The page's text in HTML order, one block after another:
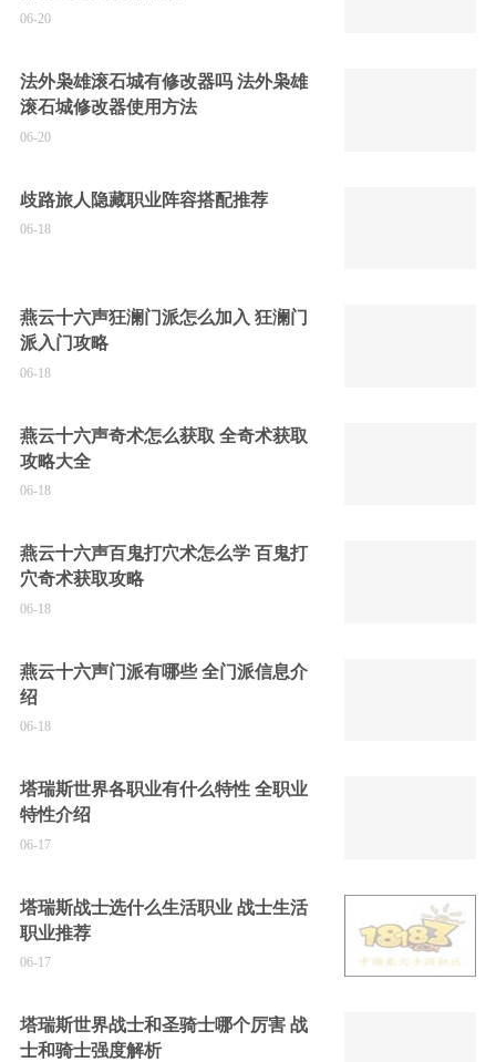
06-20
法外枭雄滚石城有修改器吗 法外枭雄
滚石城修改器使用方法
06-20
歧路旅人隐藏职业阵容搭配推荐
06-18
燕云十六声狂澜门派怎么加入 狂澜门
派入门攻略
06-18
燕云十六声奇术怎么获取 全奇术获取
攻略大全
06-18
燕云十六声百鬼打穴术怎么学 百鬼打
穴奇术获取攻略
06-18
燕云十六声门派有哪些 全门派信息介
绍
06-18
塔瑞斯世界各职业有什么特性 全职业
特性介绍
06-17
塔瑞斯战士选什么生活职业 战士生活
职业推荐
06-17
塔瑞斯世界战士和圣骑士哪个厉害 战
士和骑士强度解析